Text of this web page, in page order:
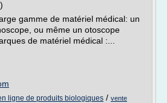
gamme de matériel médical: un
ou même un otoscope
de matériel médical :...
ligne de produits biologiques / vente